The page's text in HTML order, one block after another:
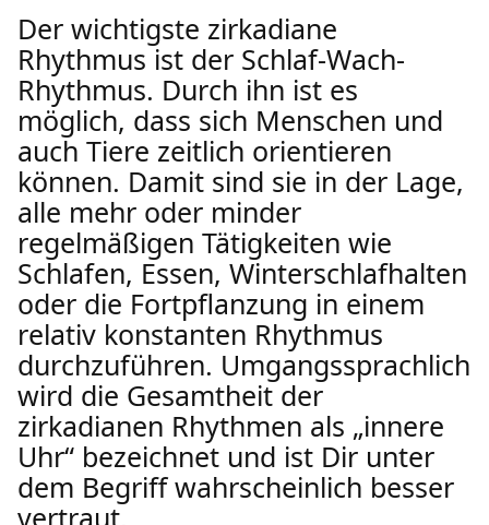
Der wichtigste zirkadiane
Rhythmus ist der Schlaf-Wach-
Rhythmus. Durch ihn ist es
möglich, dass sich Menschen und
auch Tiere zeitlich orientieren
können. Damit sind sie in der Lage,
alle mehr oder minder
regelmäßigen Tätigkeiten wie
Schlafen, Essen, Winterschlafhalten
oder die Fortpflanzung in einem
relativ konstanten Rhythmus
durchzuführen. Umgangssprachlich
wird die Gesamtheit der
zirkadianen Rhythmen als „innere
Uhr“ bezeichnet und ist Dir unter
dem Begriff wahrscheinlich besser
vertraut.